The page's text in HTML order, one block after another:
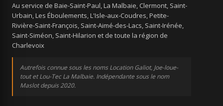
Au service de Baie-Saint-Paul, La Malbaie, Clermont, Saint-
Urbain, Les Éboulements, L'Isle-aux-Coudres, Petite-
Rivière-Saint-François, Saint-Aimé-des-Lacs, Saint-Irénée,
Saint-Siméon, Saint-Hilarion et de toute la région de
Charlevoix
Autrefois connue sous les noms Location Galiot, Joe-loue-
tout et Lou-Tec La Malbaie. Indépendante sous le nom
Maslot depuis 2020.